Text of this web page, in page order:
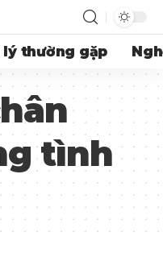
lý thường gặp
tình